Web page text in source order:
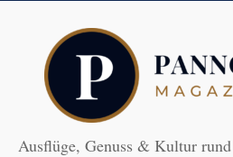
Ausflüge, Genuss & Kultur